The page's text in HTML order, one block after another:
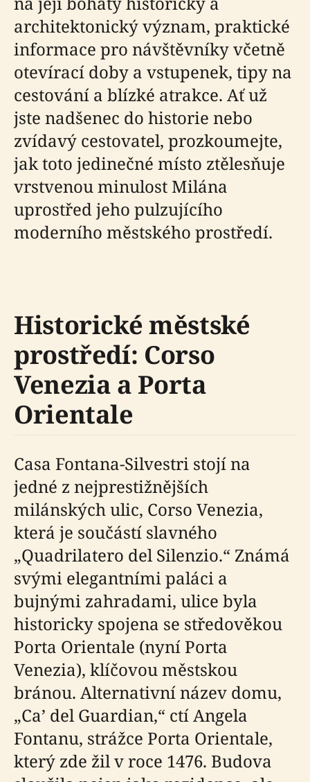
architektonický význam, praktické
informace pro návštěvníky včetně
otevírací doby a vstupenek, tipy na
cestování a blízké atrakce. Ať už
jste nadšenec do historie nebo
zvídavý cestovatel, prozkoumejte,
jak toto jedinečné místo ztělesňuje
vrstvenou minulost Milána
uprostřed jeho pulzujícího
moderního městského prostředí.
Historické městské
prostředí: Corso
Venezia a Porta
Orientale
Casa Fontana-Silvestri stojí na
jedné z nejprestižnějších
milánských ulic, Corso Venezia,
která je součástí slavného
„Quadrilatero del Silenzio.“ Známá
svými elegantními paláci a
bujnými zahradami, ulice byla
historicky spojena se středověkou
Porta Orientale (nyní Porta
Venezia), klíčovou městskou
bránou. Alternativní název domu,
„Ca’ del Guardian,“ ctí Angela
Fontanu, strážce Porta Orientale,
který zde žil v roce 1476. Budova